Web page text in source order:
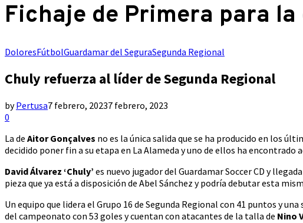
Fichaje de Primera para
DoloresFútbolGuardamar del SeguraSegunda Regional
Chuly refuerza al líder de Segunda Regional
byPertusa7 febrero, 20237 febrero, 2023
0
La de Aitor Gonçalves no es la única salida que se ha producido en los
decidido poner fin a su etapa en La Alameda y uno de ellos ha encontrado
David Álvarez ‘Chuly’ es nuevo jugador del Guardamar Soccer CD y
pieza que ya está a disposición de Abel Sánchez y podría debutar esta
Un equipo que lidera el Grupo 16 de Segunda Regional con 41 puntos y
del campeonato con 53 goles y cuentan con atacantes de la talla de Nino